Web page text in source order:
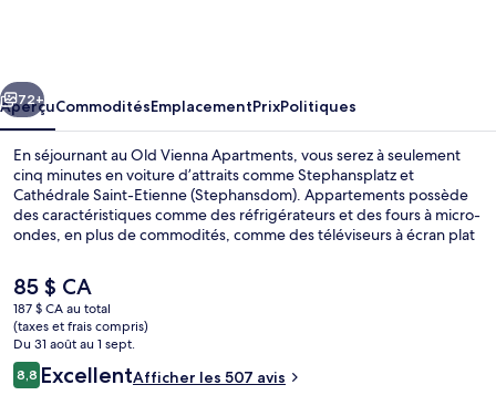
Suivant
72+
AperçuCommoditésEmplacementPrixPolitiques
En séjournant au Old Vienna Apartments, vous serez à seulement
cinq minutes en voiture d’attraits comme Stephansplatz et
Cathédrale Saint-Etienne (Stephansdom). Appartements possède
des caractéristiques comme des réfrigérateurs et des fours à micro-
ondes, en plus de commodités, comme des téléviseurs à écran plat
marche du transport en commun : Station de métro Schottenring se
trouve à 5 minutes et Obere Donaustraße Tram Stop est
à 5 minutes.
Le
prix
actuel
est
de 85 $ CA
85 $ CA
187 $ CA au total
(taxes et frais compris)
Du 31 août au 1 sept.
Avis
8,88,8 sur 10 –
ExcellentAfficher les 507 avis